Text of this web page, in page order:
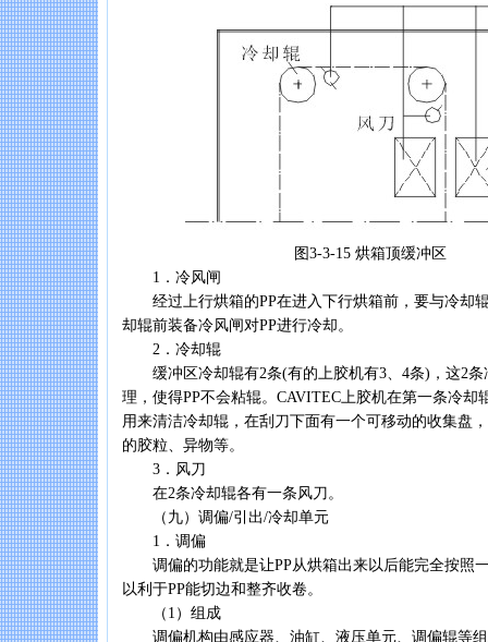
图3-3-15 烘箱顶缓冲区
1．冷风闸
经过上行烘箱的PP在进入下行烘箱前，要与冷却
却辊前装备冷风闸对PP进行冷却。
2．冷却辊
缓冲区冷却辊有2条(有的上胶机有3、4条)，这2条
理，使得PP不会粘辊。CAVITEC上胶机在第一条冷却
用来清洁冷却辊，在刮刀下面有一个可移动的收集盘
的胶粒、异物等。
3．风刀
在2条冷却辊各有一条风刀。
（九）调偏/引出/冷却单元
1．调偏
调偏的功能就是让PP从烘箱出来以后能完全按照
以利于PP能切边和整齐收卷。
（1）组成
调偏机构由感应器、油缸、液压单元、调偏辊等组